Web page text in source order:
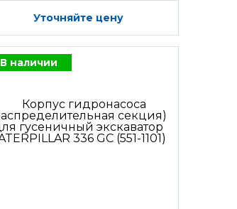
Уточняйте цену
В наличии